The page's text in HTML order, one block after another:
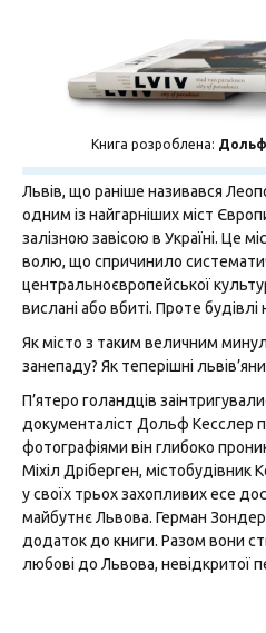
Книга розроблена: Дольф
Львів, що раніше називався
одним із найгарніших міст
залізною завісою в Україні. Це
волю, що спричинило
центральноєвропейської
вислані або вбиті. Проте
Як місто з таким величним
занепаду? Як теперішні
П’ятеро голандців
документаліст Дольф Кесcлер
фотографіями він глибоко
Міхіл Дріберген,
у своїх трьох захопливих есе
майбутнє Львова. Герман
додаток до книги. Разом вони
любові до Львова, невідкритої